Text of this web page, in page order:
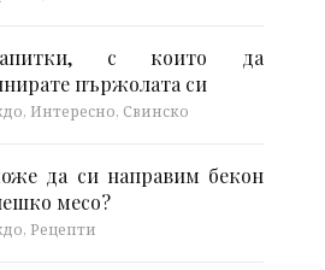
с които да
пържолата си
Интересно, Свинско
да си направим бекон
месо?
Рецепти